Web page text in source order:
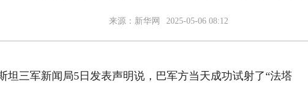
来源： 新华网 2025-05-06 08:12
军新闻局5日发表声明说，巴军方当天成功试射了“法塔